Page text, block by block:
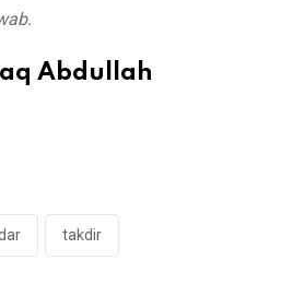
Abdullah
takdir